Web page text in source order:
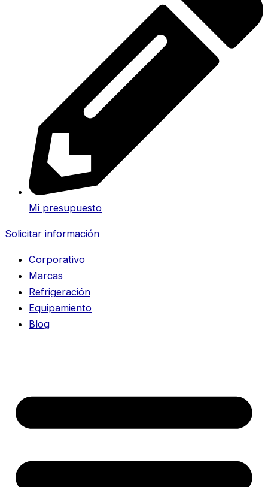
Mi presupuesto
Solicitar información
Corporativo
Marcas
Refrigeración
Equipamiento
Blog